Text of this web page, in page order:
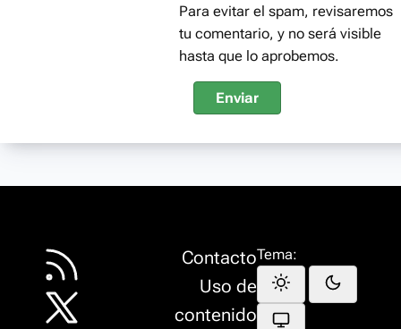
Para evitar el spam, revisaremos
tu comentario, y no será visible
hasta que lo aprobemos.
Enviar
Contacto
Uso de
contenido
Tema: